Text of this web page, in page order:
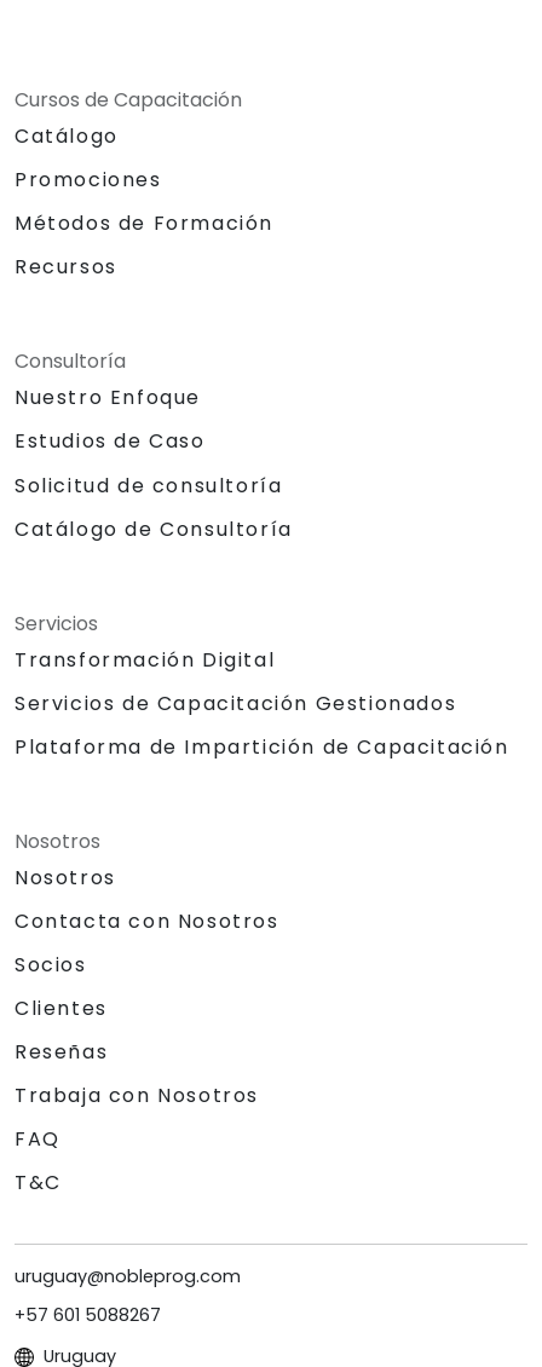
Cursos de Capacitación
Catálogo
Promociones
Métodos de Formación
Recursos
Consultoría
Nuestro Enfoque
Estudios de Caso
Solicitud de consultoría
Catálogo de Consultoría
Servicios
Transformación Digital
Servicios de Capacitación Gestionados
Plataforma de Impartición de Capacitación
Nosotros
Nosotros
Contacta con Nosotros
Socios
Clientes
Reseñas
Trabaja con Nosotros
FAQ
T&C
uruguay@nobleprog.com
+57 601 5088267
Uruguay